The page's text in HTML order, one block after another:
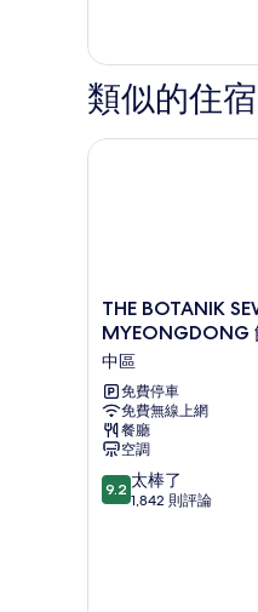
有
相
片
三
人
房
的
詳
類似的住宿
THE
BOTANIK
SEWOON
MYEONGDONG
飯
店
中
區
THE BOTANIK
MYEONGDONG
中區
免費停車
免費無線上網
餐廳
空調
9.2
分，
9.2 太棒了
1,842 則評論
THE BOTANIK